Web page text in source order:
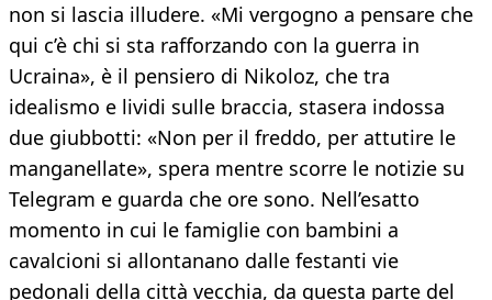
non si lascia illudere. «Mi vergogno a pensare che
qui c’è chi si sta rafforzando con la guerra in
Ucraina», è il pensiero di Nikoloz, che tra
idealismo e lividi sulle braccia, stasera indossa
due giubbotti: «Non per il freddo, per attutire le
manganellate», spera mentre scorre le notizie su
Telegram e guarda che ore sono. Nell’esatto
momento in cui le famiglie con bambini a
cavalcioni si allontanano dalle festanti vie
pedonali della città vecchia, da questa parte del